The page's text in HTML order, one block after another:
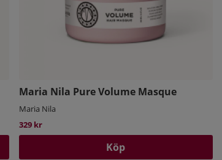
Maria Nila Pure Volume Masque
Maria Nila
329 kr
Köp